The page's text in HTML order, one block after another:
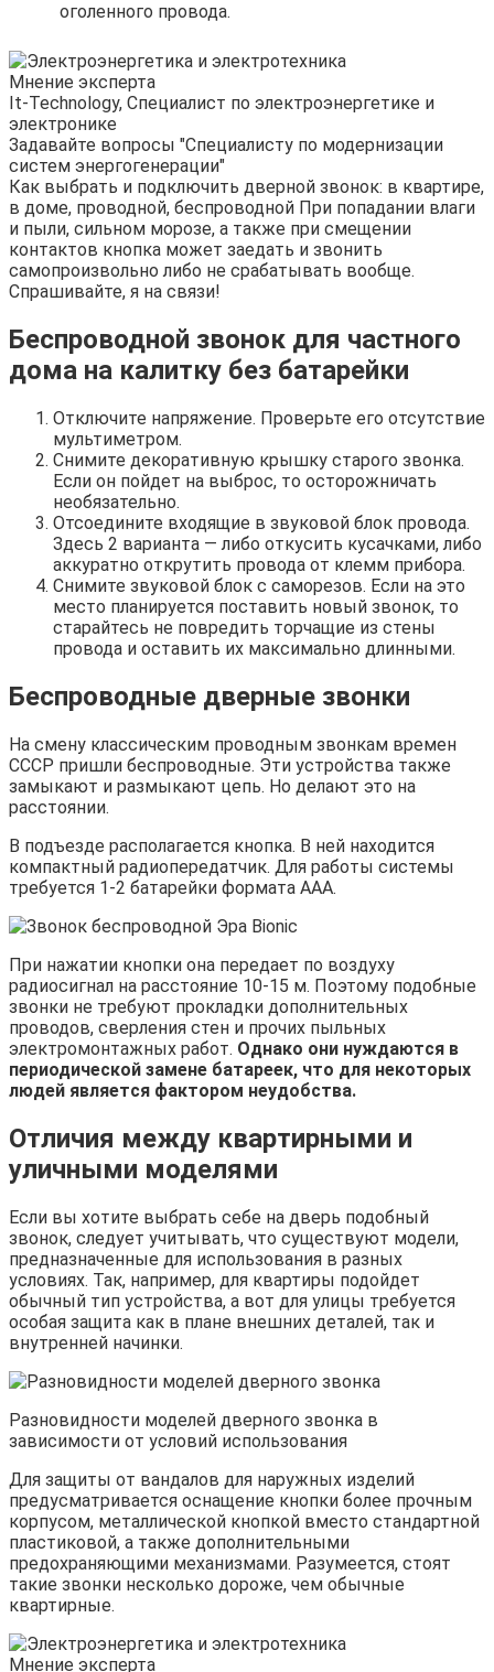
оголенного провода.
Мнение эксперта
It-Technology, Cпециалист по электроэнергетике и
электронике
Задавайте вопросы "Специалисту по модернизации
систем энергогенерации"
Как выбрать и подключить дверной звонок: в квартире,
в доме, проводной, беспроводной При попадании влаги
и пыли, сильном морозе, а также при смещении
контактов кнопка может заедать и звонить
самопроизвольно либо не срабатывать вообще.
Спрашивайте, я на связи!
Беспроводной звонок для частного
дома на калитку без батарейки
Отключите напряжение. Проверьте его отсутствие
мультиметром.
Снимите декоративную крышку старого звонка.
Если он пойдет на выброс, то осторожничать
необязательно.
Отсоедините входящие в звуковой блок провода.
Здесь 2 варианта — либо откусить кусачками, либо
аккуратно открутить провода от клемм прибора.
Снимите звуковой блок с саморезов. Если на это
место планируется поставить новый звонок, то
старайтесь не повредить торчащие из стены
провода и оставить их максимально длинными.
Беспроводные дверные звонки
На смену классическим проводным звонкам времен
СССР пришли беспроводные. Эти устройства также
замыкают и размыкают цепь. Но делают это на
расстоянии.
В подъезде располагается кнопка. В ней находится
компактный радиопередатчик. Для работы системы
требуется 1-2 батарейки формата AAA.
При нажатии кнопки она передает по воздуху
радиосигнал на расстояние 10-15 м. Поэтому подобные
звонки не требуют прокладки дополнительных
проводов, сверления стен и прочих пыльных
электромонтажных работ. Однако они нуждаются в
периодической замене батареек, что для некоторых
людей является фактором неудобства.
Отличия между квартирными и
уличными моделями
Если вы хотите выбрать себе на дверь подобный
звонок, следует учитывать, что существуют модели,
предназначенные для использования в разных
условиях. Так, например, для квартиры подойдет
обычный тип устройства, а вот для улицы требуется
особая защита как в плане внешних деталей, так и
внутренней начинки.
Разновидности моделей дверного звонка в
зависимости от условий использования
Для защиты от вандалов для наружных изделий
предусматривается оснащение кнопки более прочным
корпусом, металлической кнопкой вместо стандартной
пластиковой, а также дополнительными
предохраняющими механизмами. Разумеется, стоят
такие звонки несколько дороже, чем обычные
квартирные.
Мнение эксперта